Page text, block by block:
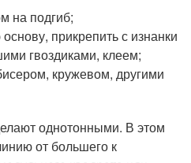
на подгиб;
прикрепить с изнанки
гвоздиками, клеем;
кружевом, другими
однотонными. В этом
от большего к